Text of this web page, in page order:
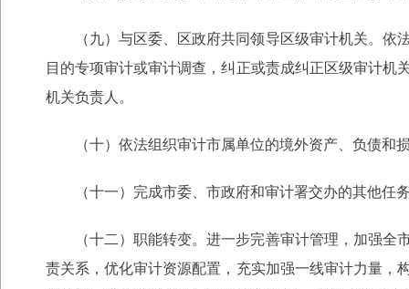
（九）与区委、区政府共同领导区级审计机关。
目的专项审计或审计调查，纠正或责成纠正区级审计
机关负责人。
（十）依法组织审计市属单位的境外资产、负债和
（十一）完成市委、市政府和审计署交办的其他任
（十二）职能转变。进一步完善审计管理，加强
责关系，优化审计资源配置，充实加强一线审计力量，